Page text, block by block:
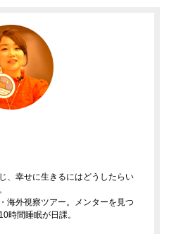
、幸せに生きるにはどうしたらい
海外視察ツアー。メンターを見つ
時間睡眠が日課。